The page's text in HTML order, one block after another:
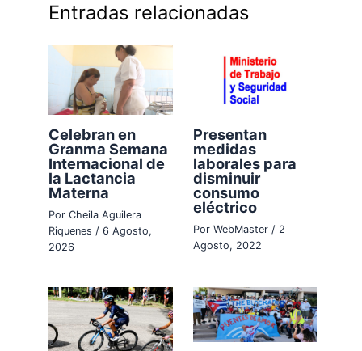
Entradas relacionadas
Celebran en
Granma Semana
Internacional de
la Lactancia
Materna
PorCheila Aguilera
Riquenes /6 Agosto,
2026
Presentan
medidas
laborales para
disminuir
consumo
eléctrico
Por WebMaster / 2
Agosto, 2022